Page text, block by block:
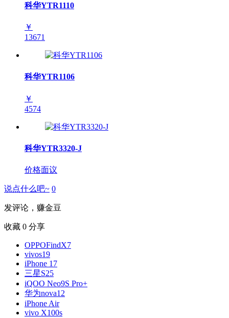
科华YTR1110
￥
13671
科华YTR1106
￥
4574
科华YTR3320-J
价格面议
说点什么吧~ 0
发评论，赚金豆
收藏 0 分享
OPPOFindX7
vivos19
iPhone 17
三星S25
iQOO Neo9S Pro+
华为nova12
iPhone Air
vivo X100s